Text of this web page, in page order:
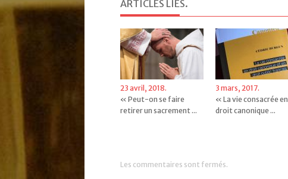
ARTICLES LIÉS.
23 avril, 2018.
« Peut-on se faire
retirer un sacrement ...
3 mars, 2017.
« La vie consacrée en
droit canonique ...
Les commentaires sont fermés.